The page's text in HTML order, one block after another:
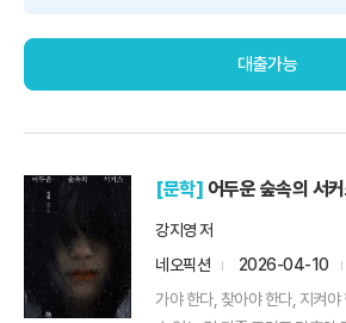
대출가능
[문학] 어두운 숲속의 서
강지영 저
네오픽션
2026-04-10
가야 한다, 찾아야 한다, 지켜